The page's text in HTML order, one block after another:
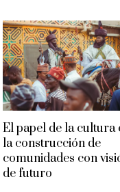
El papel de la cultura
la construcción de
comunidades con
de futuro